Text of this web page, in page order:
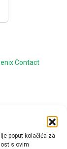
poput kolačića za
s ovim
HC-
Contact